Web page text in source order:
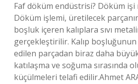
Faf döküm endüstrisi? Döküm işi
Döküm işlemi, üretilecek
boşluk içeren kalıplara sıvı
gerçekleştirilir. Kalıp
edilen parçadan biraz daha
katılaşma ve soğuma sırasında
küçülmeleri telafi edilir.Ahmet